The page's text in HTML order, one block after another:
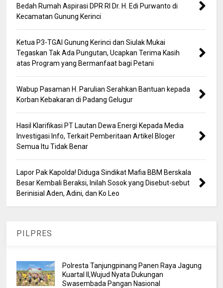
Bedah Rumah Aspirasi DPR RI Dr. H. Edi Purwanto di
Kecamatan Gunung Kerinci
Ketua P3-TGAI Gunung Kerinci dan Siulak Mukai
Tegaskan Tak Ada Pungutan, Ucapkan Terima Kasih
atas Program yang Bermanfaat bagi Petani
Wabup Pasaman H. Parulian Serahkan Bantuan kepada
Korban Kebakaran di Padang Gelugur
Hasil Klarifikasi PT Lautan Dewa Energi Kepada Media
Investigasi Info, Terkait Pemberitaan Artikel Bloger
Semua Itu Tidak Benar
Lapor Pak Kapolda! Diduga Sindikat Mafia BBM Berskala
Besar Kembali Beraksi, Inilah Sosok yang Disebut-sebut
Berinisial Aden, Adini, dan Ko Leo
PILPRES
Polresta Tanjungpinang Panen Raya Jagung
Kuartal II,Wujud Nyata Dukungan
Swasembada Pangan Nasional